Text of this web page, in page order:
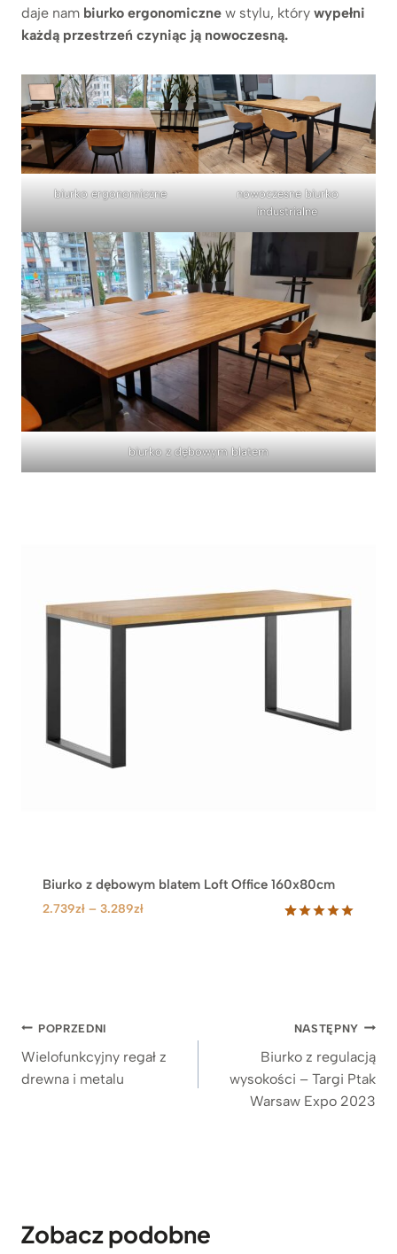
daje nam biurko ergonomiczne w stylu, który wypełni
każdą przestrzeń czyniąc ją nowoczesną.
biurko ergonomiczne
nowoczesne biurko
industrialne
biurko z dębowym blatem
Biurko z dębowym blatem Loft Office 160x80cm
2.739zł – 3.289złZ
n
z
Nawigacja
wpisu
POPRZEDNI
Wielofunkcyjny regał z
drewna i metalu
NASTĘPNY
Biurko z regulacją
wysokości – Targi Ptak
Warsaw Expo 2023
Zobacz podobne